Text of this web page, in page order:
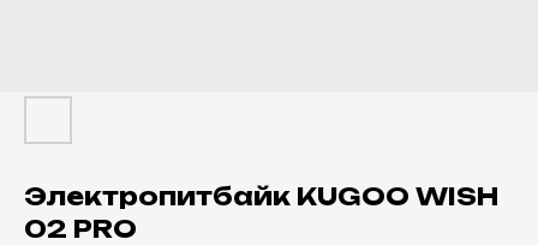
Электропитбайк KUGOO WISH
02 PRO